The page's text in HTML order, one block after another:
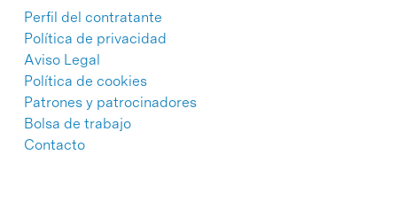
Perfil del contratante
Política de privacidad
Aviso Legal
Política de cookies
Patrones y patrocinadores
Bolsa de trabajo
Contacto